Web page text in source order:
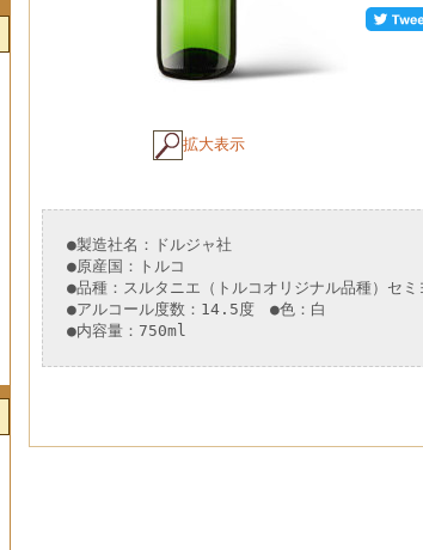
拡大表示
●製造社名：ドルジャ社
●原産国：トルコ
●品種：スルタニエ（トルコオリジナル品種）セミ
●アルコール度数：14.5度 ●色：白
●内容量：750ml